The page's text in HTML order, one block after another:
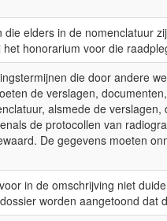
elders in de nomenclatuur
honorarium voor die
die door andere
de verslagen,
alsmede de
de protocollen van
De gegevens moeten
in de omschrijving niet
worden aangetoond dat